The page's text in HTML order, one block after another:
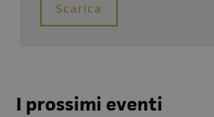
Scarica
I prossimi eventi